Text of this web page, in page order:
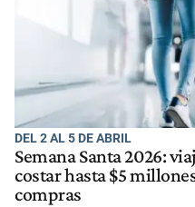
DEL 2 AL 5 DE ABRIL
Semana Santa 2026:
costar hasta $5
compras